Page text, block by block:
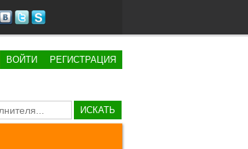
ВОЙТИ РЕГИСТРАЦИЯ
ИСКАТЬ